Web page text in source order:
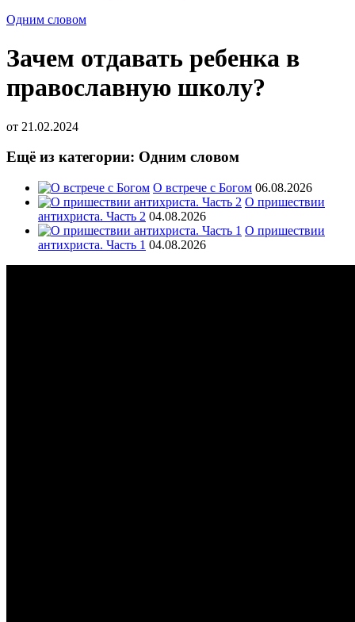
Одним словом
Зачем отдавать ребенка в
православную школу?
от 21.02.2024
Ещё из категории: Одним словом
О встрече с Богом 06.08.2026
О пришествии
антихриста. Часть 2 04.08.2026
О пришествии
антихриста. Часть 1 04.08.2026